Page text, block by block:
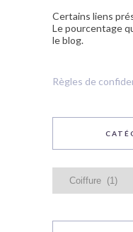
Certains liens
Le pourcentage
le blog.
Règles de
blog